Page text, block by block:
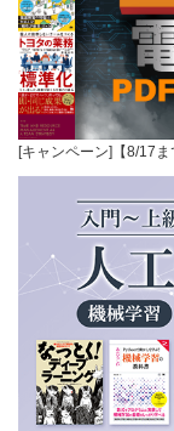
[キャンペーン]【8/17